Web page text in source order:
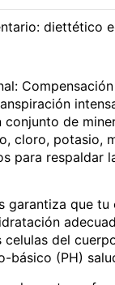
diettético
de
cloro, potasio,
para respaldar
garantiza que tu
celulas del
básico (PH)